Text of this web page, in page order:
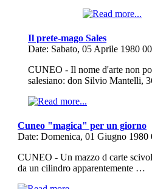
Il prete-mago Sales
Date: Sabato, 05 Aprile 1980
CUNEO - Il nome d'arte non
salesiano: don Silvio Mantelli,
Cuneo "magica" per un giorno
Date: Domenica, 01 Giugno 1980
CUNEO - Un mazzo d carte
da un cilindro apparentemente …